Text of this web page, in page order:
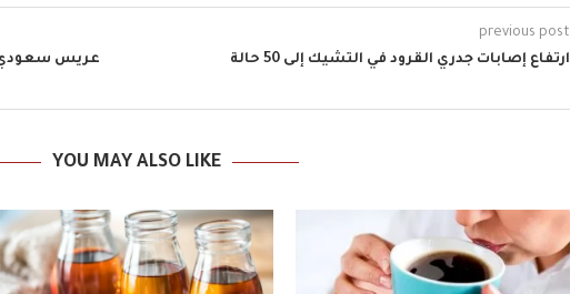
previous post
ارتفاع إصابات جدري القرود في التشيك إلى 50 حالة
عريس سعودي
YOU MAY ALSO LIKE